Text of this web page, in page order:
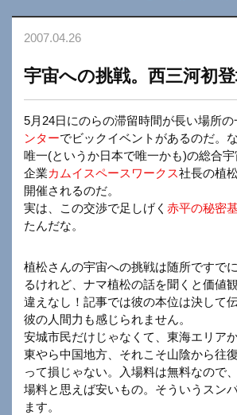
2007.04.26
宇宙への挑戦。西三河初登
5月24日にのらの滞留時間が長い場所の
ンターでビックイベントがあるのだ。
唯一(というか日本で唯一かも)の総合
企業カムイスペースワークス社長の植
開催されるのだ。
実は、この交渉で足しげく 赤平の秘密
たんだな。
植松さんの宇宙への挑戦は随所ですで
るけれど、ナマ植松の話を聞くと価値
違えなし！記事では彼の本位は決して
彼の人間力も感じられません。
安城市民だけじゃなくて、東海エリア
東やら中国地方、それこそ山陰から往
って損じゃない。入場料は無料なので
場料と思えば安いもの。そういうスン
ます。